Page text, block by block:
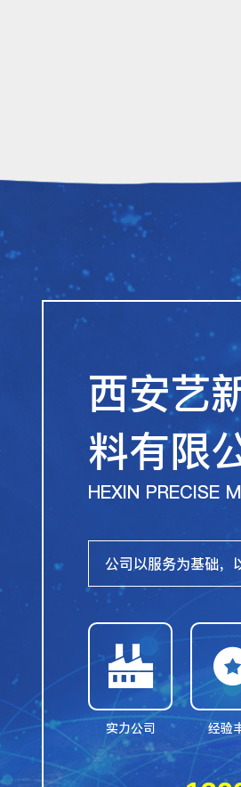
西安艺
料有限
HEXIN PRECISE
公司以服务为基础，

实力公司 经验